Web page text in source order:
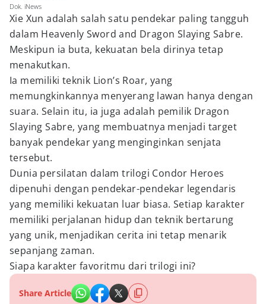
Dok. iNews
Xie Xun adalah salah satu pendekar paling tangguh
dalam Heavenly Sword and Dragon Slaying Sabre.
Meskipun ia buta, kekuatan bela dirinya tetap
menakutkan.
Ia memiliki teknik Lion’s Roar, yang
memungkinkannya menyerang lawan hanya dengan
suara. Selain itu, ia juga adalah pemilik Dragon
Slaying Sabre, yang membuatnya menjadi target
banyak pendekar yang menginginkan senjata
tersebut.
Dunia persilatan dalam trilogi Condor Heroes
dipenuhi dengan pendekar-pendekar legendaris
yang memiliki kekuatan luar biasa. Setiap karakter
memiliki perjalanan hidup dan teknik bertarung
yang unik, menjadikan cerita ini tetap menarik
sepanjang zaman.
Siapa karakter favoritmu dari trilogi ini?
Share Article